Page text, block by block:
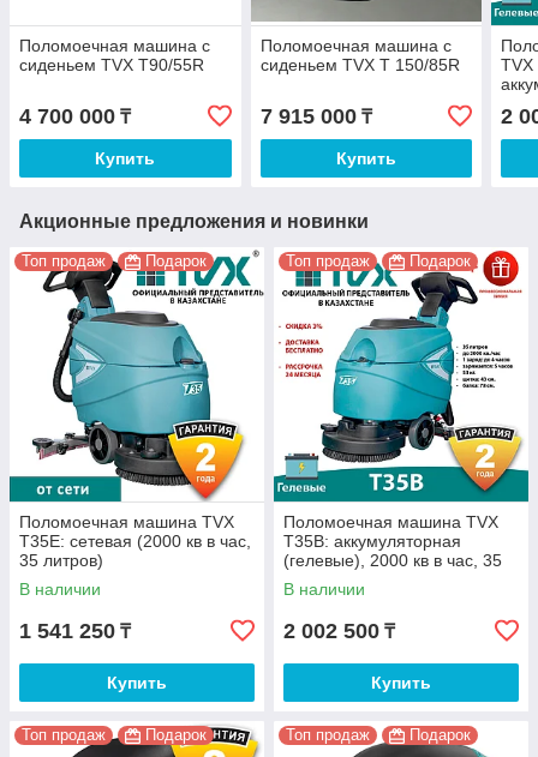
Поломоечная машина с
сиденьем TVX T90/55R
4 700 000 ₸
Купить
Поломоечная машина с
сиденьем TVX T 150/85R
7 915 000₸
Купить
TVX
35
2
Акционные предложения и новинки
Топ продаж Подарок
Поломоечная машина TVX
T35E: сетевая (2000 кв в час,
35 литров)
В наличии
1 541 250 ₸
Купить
Топ продаж Подарок
Поломоечная машина TVX
T35B: аккумуляторная
(гелевые), 2000 кв в час, 35
литров
В наличии
2 002 500 ₸
Купить
Топ продаж Подарок Топ продаж Подарок